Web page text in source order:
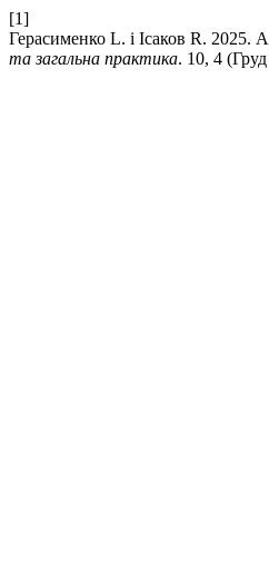
[1]
Герасименко L. і Ісаков R.
та загальна практика. 10, 4